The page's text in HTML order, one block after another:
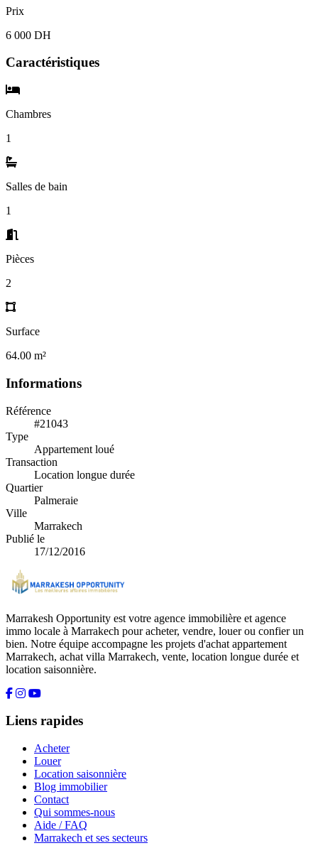
Prix
6 000 DH
Caractéristiques
Chambres
1
Salles de bain
1
Pièces
2
Surface
64.00 m²
Informations
Référence
#21043
Type
Appartement loué
Transaction
Location longue durée
Quartier
Palmeraie
Ville
Marrakech
Publié le
17/12/2016
Marrakesh Opportunity est votre agence immobilière et agence
immo locale à Marrakech pour acheter, vendre, louer ou confier un
bien. Notre équipe accompagne les projets d'achat appartement
Marrakech, achat villa Marrakech, vente, location longue durée et
location saisonnière.
Liens rapides
Acheter
Louer
Location saisonnière
Blog immobilier
Contact
Qui sommes-nous
Aide / FAQ
Marrakech et ses secteurs